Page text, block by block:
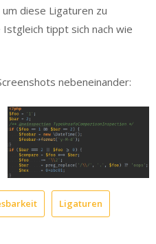
diese Ligaturen zu
tippt sich nach wie
nebeneinander:
Ligaturen